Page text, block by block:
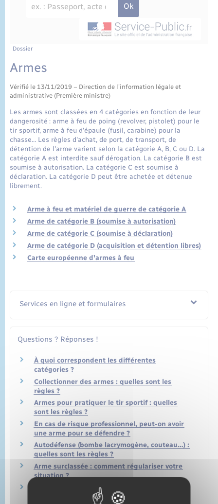
État civil
Cimetière communal
Dossier
Armes
Vérifié le 13/11/2019 – Direction de l'information légale et
administrative (Première ministre)
Les armes sont classées en 4 catégories en fonction de leur
dangerosité : arme à feu de poing (revolver, pistolet) pour le
tir sportif, arme à feu d'épaule (fusil, carabine) pour la
chasse… Les règles d'achat, de port, de transport, de
détention de l'arme varient selon la catégorie A, B, C ou D. La
catégorie A est interdite sauf dérogation. La catégorie B est
soumise à autorisation. La catégorie C est soumise à
déclaration. La catégorie D peut être achetée et détenue
librement.
Arme à feu et matériel de guerre de catégorie A
Arme de catégorie B (soumise à autorisation)
Arme de catégorie C (soumise à déclaration)
Arme de catégorie D (acquisition et détention libres)
Carte européenne d'armes à feu
Services en ligne et formulaires
Questions ? Réponses !
À quoi correspondent les différentes
catégories ?
Collectionner des armes : quelles sont les
règles ?
Armes pour pratiquer le tir sportif : quelles
sont les règles ?
En cas de risque professionnel, peut-on avoir
une arme pour se défendre ?
Autodéfense (bombe lacrymogène, couteau…) :
quelles sont les règles ?
Arme surclassée : comment régulariser votre
situation ?
Comment abandonner une arme et s'en